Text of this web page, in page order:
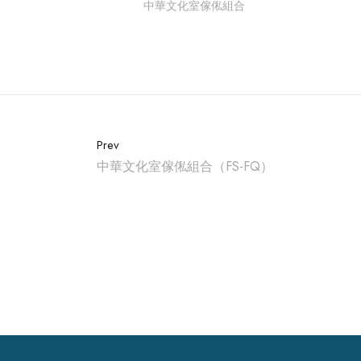
中華文化室傢俬組合
Prev
中華文化室傢俬組合（FS-FQ）